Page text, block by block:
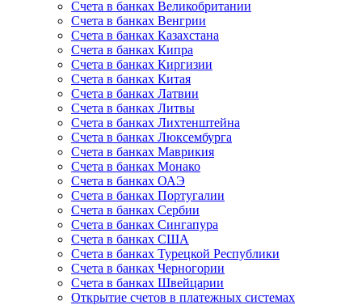
Счета в банках Великобритании
Счета в банках Венгрии
Счета в банках Казахстана
Счета в банках Кипра
Счета в банках Киргизии
Счета в банках Китая
Счета в банках Латвии
Счета в банках Литвы
Счета в банках Лихтенштейна
Счета в банках Люксембурга
Счета в банках Маврикия
Счета в банках Монако
Счета в банках ОАЭ
Счета в банках Португалии
Счета в банках Сербии
Счета в банках Сингапура
Счета в банках США
Счета в банках Турецкой Республики
Счета в банках Черногории
Счета в банках Швейцарии
Открытие счетов в платежных системах